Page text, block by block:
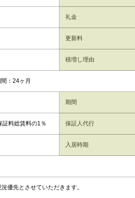
礼金
更新料
積増し理由
：24ヶ月
期間
料総賃料の1％ 保証人代行
入居時期
優先とさせていただきます。